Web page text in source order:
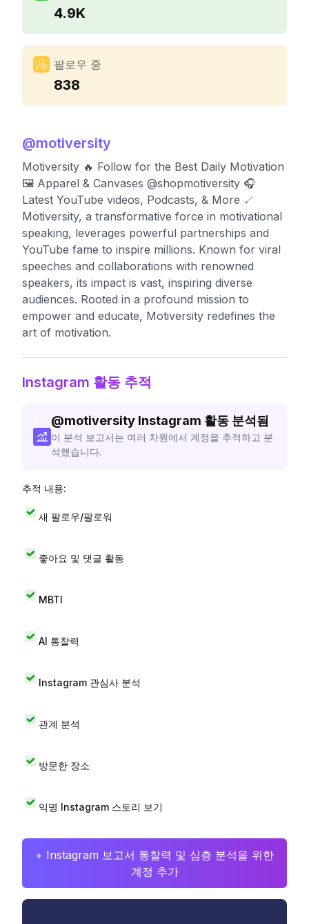
4.9K
팔로우 중
838
@motiversity
Motiversity 🔥 Follow for the Best Daily Motivation
🖼️ Apparel & Canvases @shopmotiversity 🎧
Latest YouTube videos, Podcasts, & More ↙
Motiversity, a transformative force in motivational
speaking, leverages powerful partnerships and
YouTube fame to inspire millions. Known for viral
speeches and collaborations with renowned
speakers, its impact is vast, inspiring diverse
audiences. Rooted in a profound mission to
empower and educate, Motiversity redefines the
art of motivation.
Instagram 활동 추적
@motiversity Instagram 활동 분석됨
이 분석 보고서는 여러 차원에서 계정을 추적하고 분
석했습니다.
추적 내용:
새 팔로우/팔로워
좋아요 및 댓글 활동
MBTI
AI 통찰력
Instagram 관심사 분석
관계 분석
방문한 장소
익명 Instagram 스토리 보기
+ Instagram 보고서 통찰력 및 심층 분석을 위한
계정 추가